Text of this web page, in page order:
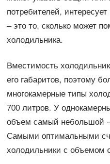
потребителей,
– это то, сколько может
холодильника.
Вместимость
его габаритов, поэтому
многокамерные типы
700 литров. У
объем самый небольшой
Самыми оптимальными
холодильники с объемом